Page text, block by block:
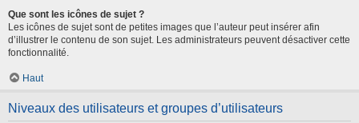
Que sont les icônes de sujet ?
Les icônes de sujet sont de petites images que l’auteur peut insérer afin
d’illustrer le contenu de son sujet. Les administrateurs peuvent désactiver cette
fonctionnalité.
Haut
Niveaux des utilisateurs et groupes d’utilisateurs